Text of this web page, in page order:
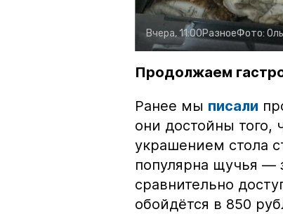
Вчера, 11:00РазноеФото:
Продолжаем
Ранее мы писали
они достойны того,
украшением стола
популярна щучья —
сравнительно
обойдётся в 850